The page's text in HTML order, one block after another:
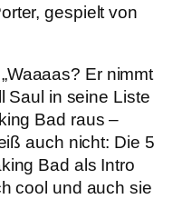
gespielt von
„Waaaas? Er nimmt
Saul in seine Liste
Bad raus –
auch nicht: Die 5
Bad als Intro
cool und auch sie